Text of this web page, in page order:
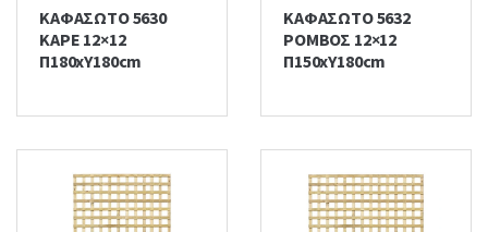
ΚΑΦΑΣΩΤΟ 5630
ΚΑΡΕ 12×12
Π180xΥ180cm
ΚΑΦΑΣΩΤΟ 5632
ΡΟΜΒΟΣ 12×12
Π150xΥ180cm